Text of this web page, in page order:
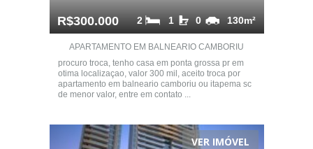
R$300.000 130m²
0
1
2
APARTAMENTO EM BALNEARIO CAMBORIU
procuro troca, tenho casa em ponta grossa pr em
otima localizaçao, valor 300 mil, aceito troca por
apartamento em balneario camboriu ou itapema sc
de menor valor, entre em contato ...
VER IMÓVEL